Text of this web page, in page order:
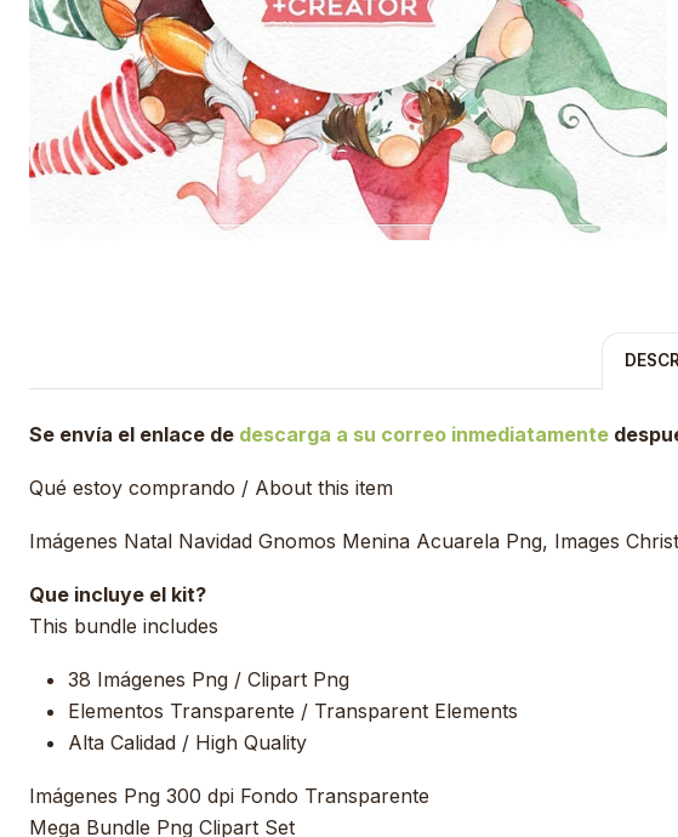
Se envía el enlace de descarga a su correo inmediatamente
Qué estoy comprando / About this item
Imágenes Natal Navidad Gnomos Menina Acuarela Png, Images
Que incluye el kit?
This bundle includes
38 Imágenes Png / Clipart Png
Elementos Transparente / Transparent Elements
Alta Calidad / High Quality
Imágenes Png 300 dpi Fondo Transparente
Mega Bundle Png Clipart Set